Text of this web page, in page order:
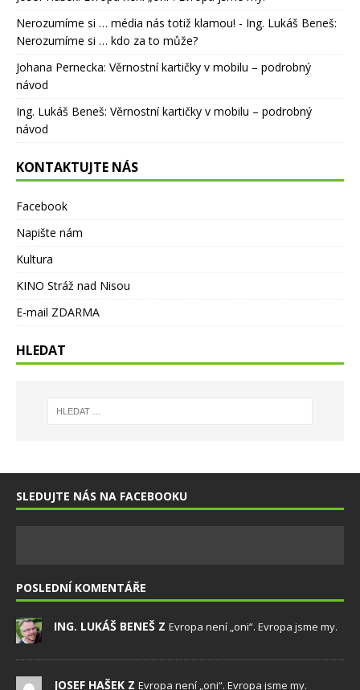
Nerozumíme si … média nás totiž klamou! - Ing. Lukáš Beneš:
Nerozumíme si … kdo za to může?
Johana Pernecka: Věrnostní kartičky v mobilu – podrobný
návod
Ing. Lukáš Beneš: Věrnostní kartičky v mobilu – podrobný
návod
KONTAKTUJTE NÁS
Facebook
Napište nám
Kultura
KINO Stráž nad Nisou
E-mail ZDARMA
HLEDAT
SLEDUJTE NÁS NA FACEBOOKU
POSLEDNÍ KOMENTÁŘE
ING. LUKÁŠ BENEŠ Z Evropa není „oni“. Evropa jsme my.
JOSEF HAŠEK Z Evropa není „oni“. Evropa jsme my.